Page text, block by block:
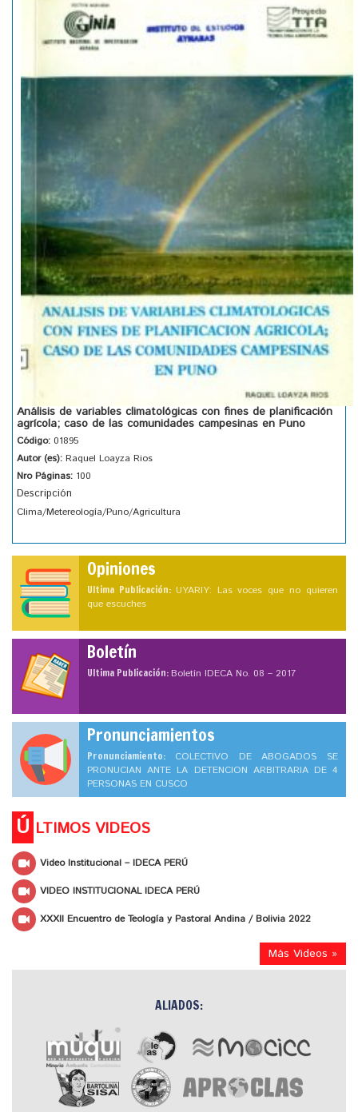
Análisis de variables climatológicas con fines de planificación
agrícola; caso de las comunidades campesinas en Puno
Código: 01895
Autor (es): Raquel Loayza Rios
Nro Páginas: 100
Descripción
Clima/Metereología/Puno/Agricultura
Opiniones
Ultima Publicación: UYARIY: Las voces que no quieren
que escuches
Boletín
Ultima Publicación:Boletín IDECA No. 08 – 2017
Pronunciamientos
Pronunciamiento: COLECTIVO DE ABOGADOS SE
PRONUCIAN ANTE LA DETENCION ARBITRARIA DE 4
PERSONAS EN CUSCO
Ú LTIMOS VIDEOS
Video Institucional – IDECA PERÚ
VIDEO INSTITUCIONAL IDECA PERÚ
XXXII Encuentro de Teología y Pastoral Andina / Bolivia 2022
Más Videos »
ALIADOS: